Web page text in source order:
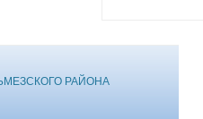
РАЙОНА